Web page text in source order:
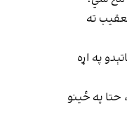
ته
په اړه
حتا په ځینو